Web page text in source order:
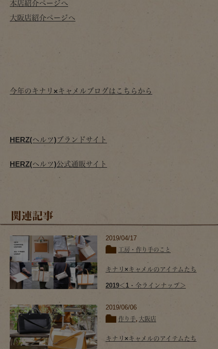
本店紹介ページへ
大阪店紹介ページへ
今年のキナリ×キャメルブログはこちらから
HERZ(ヘルツ)ブランドサイト
HERZ(ヘルツ)公式通販サイト
関連記事
2019/04/17
工房・作り手のこと
キナリ×キャメルのアイテムたち
2019＜1・全ラインナップ＞
2019/06/06
作り手, 大阪店
キナリ×キャメルのアイテムたち